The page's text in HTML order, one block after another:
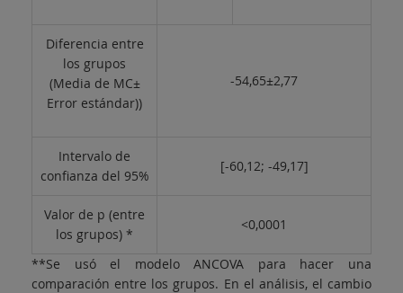
Diferencia entre
los grupos
(Media de MC±
Error estándar))
-54,65±2,77
Intervalo de
confianza del 95%
[-60,12; -49,17]
Valor de p (entre
los grupos) *
<0,0001
**Se usó el modelo ANCOVA para hacer una
comparación entre los grupos. En el análisis, el cambio